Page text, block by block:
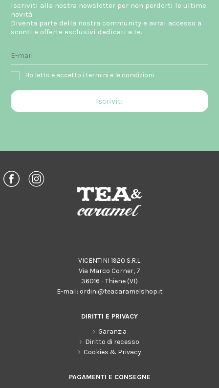
Iscriviti alla nostra newsletter per non perderti le ultime
novità.
Diventa parte della nostra community e avrai accesso a
sconti e offerte esclusivi dedicati a te.
Ho letto e accetto i termini e le condizioni
VICENTINI 1920 S.R.L.
Via Marco Corner, 7
36016 - Thiene (VI)
E-mail: ordini@teacaramelshop.it
DIRITTI E PRIVACY
Garanzia
Diritto di recesso
Cookies & Privacy
PAGAMENTI E CONSEGNE